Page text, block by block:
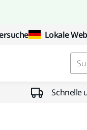
Lokale
Schnelle